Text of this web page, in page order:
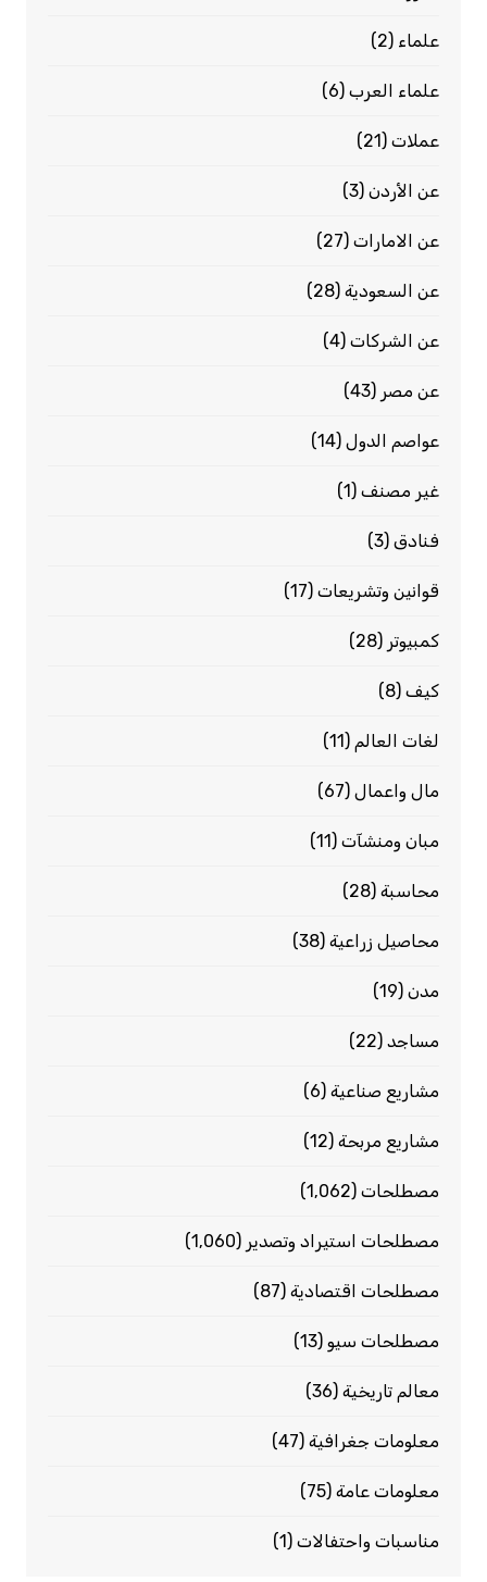
علماء (2)
علماء العرب(6)
عملات(21)
عن الأردن(3)
عن الامارات(27)
عن السعودية(28)
عن الشركات(4)
عن مصر (43)
عواصم الدول(14)
غير مصنف(1)
فنادق(3)
قوانين وتشريعات(17)
كمبيوتر (28)
كيف(8)
لغات العالم (11)
مال واعمال(67)
مبان ومنشآت(11)
محاسبة(28)
محاصيل زراعية(38)
مدن(19)
مساجد(22)
مشاريع صناعية(6)
مشاريع مربحة(12)
مصطلحات(1٬062)
مصطلحات استيراد وتصدير (1٬060)
مصطلحات اقتصادية(87)
مصطلحات سيو(13)
معالم تاريخية(36)
معلومات جغرافية(47)
معلومات عامة(75)
مناسبات واحتفالات(1)